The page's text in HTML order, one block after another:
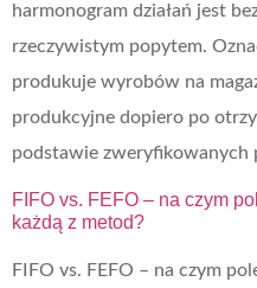
harmonogram działań jest
rzeczywistym popytem.
produkuje wyrobów na
produkcyjne dopiero po
podstawie zweryfikowanych
FIFO vs. FEFO – na czym
każdą z metod?
FIFO vs. FEFO – na czym